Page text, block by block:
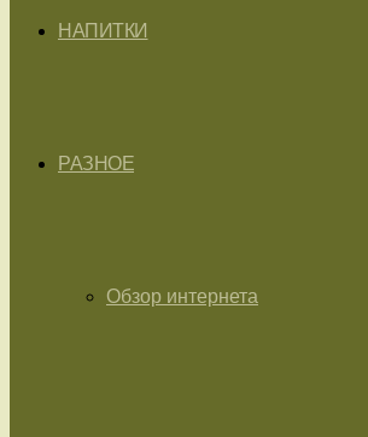
НАПИТКИ
РАЗНОЕ
Обзор интернета